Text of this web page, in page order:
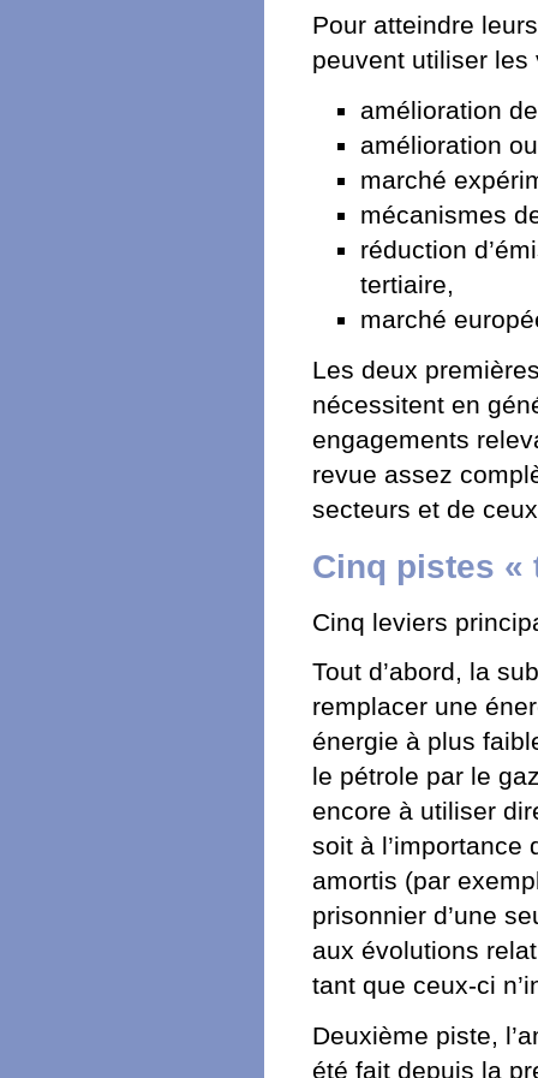
Pour atteindre
peuvent utiliser
amélioration
amélioration
marché
mécanismes
réduction
tertiaire,
marché
Les deux
nécessitent en
engagements
revue assez
secteurs et de
Cinq pistes «
Cinq leviers
Tout d’abord, la
remplacer une
énergie à plus
le pétrole par le
encore à utiliser
soit à
amortis (par
prisonnier d’une
aux évolutions
tant que ceux-ci
Deuxième piste,
été fait depuis la